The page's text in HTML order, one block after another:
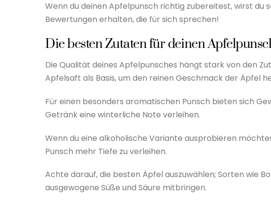
Wenn du deinen Apfelpunsch richtig zubereitest, wirst
Bewertungen erhalten, die für sich sprechen!
Die besten Zutaten für deinen
Die Qualität deines Apfelpunsches hängt stark von den
Apfelsaft als Basis, um den reinen Geschmack der Äpfel
Für einen besonders aromatischen Punsch bieten sich
Getränk eine winterliche Note verleihen.
Wenn du eine alkoholische Variante ausprobieren
Punsch mehr Tiefe zu verleihen.
Achte darauf, die besten Äpfel auszuwählen; Sorten wie
ausgewogene Süße und Säure mitbringen.